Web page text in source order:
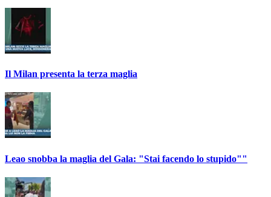
Il Milan presenta la terza maglia
Leao snobba la maglia del Gala: "Stai facendo lo stupido""